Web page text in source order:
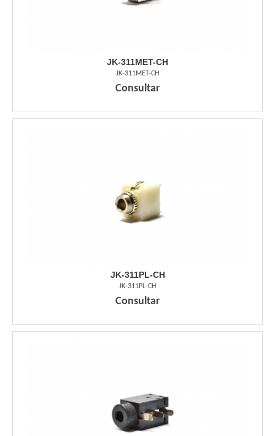
JK-311MET-CH
JK-311MET-CH
Consultar
JK-311PL-CH
JK-311PL-CH
Consultar